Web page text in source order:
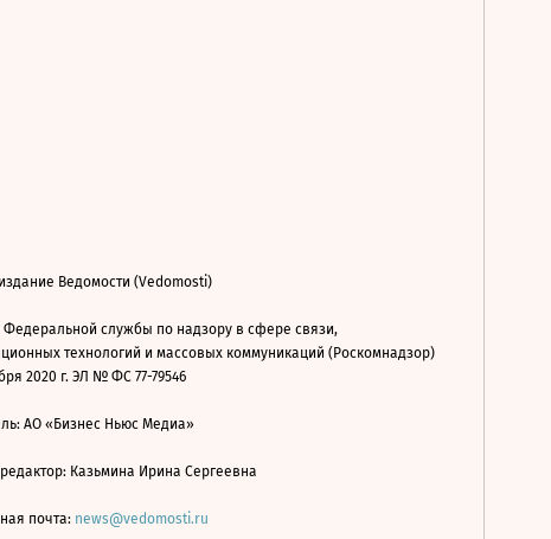
Ведомости (Vedomosti)
службы по надзору в сфере связи,
технологий и массовых коммуникаций (Роскомнадзор)
2020 г. ЭЛ № ФС 77-79546
АО «Бизнес Ньюс Медиа»
Казьмина Ирина Сергеевна
почта: news@vedomosti.ru